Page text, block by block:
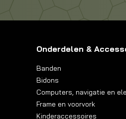
Onderdelen &
Banden
Bidons
Computers, navigatie en
Frame en voorvork
Kinderaccessoires